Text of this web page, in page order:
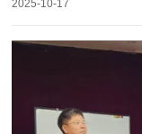
2025-10-17